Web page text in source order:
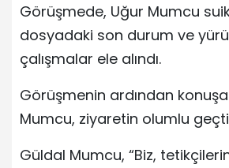
Görüşmede, Uğur Mumcu
dosyadaki son durum ve
çalışmalar ele alındı.
Görüşmenin ardından
Mumcu, ziyaretin olumlu
Güldal Mumcu, “Biz,